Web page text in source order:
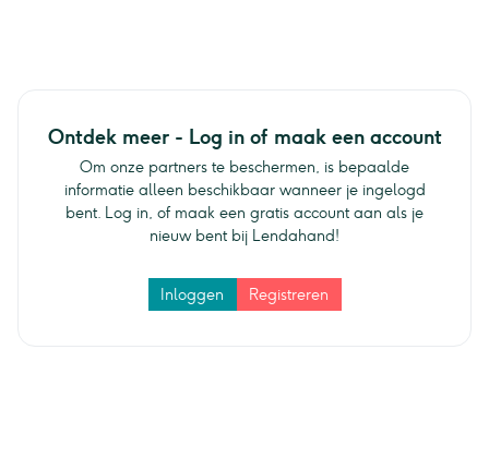
Ontdek meer - Log in of maak een account
Om onze partners te beschermen, is bepaalde
informatie alleen beschikbaar wanneer je ingelogd
bent. Log in, of maak een gratis account aan als je
nieuw bent bij Lendahand!
Inloggen Registreren